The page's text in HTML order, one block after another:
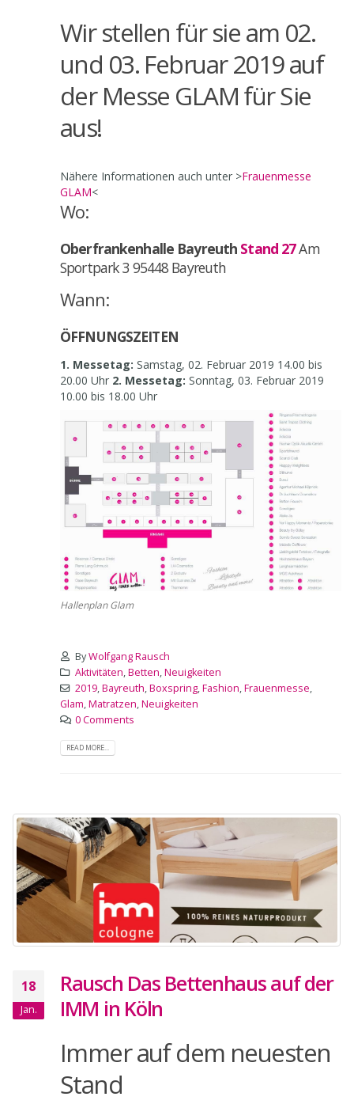
Wir stellen für sie am 02.
und 03. Februar 2019 auf
der Messe GLAM für Sie
aus!
Nähere Informationen auch unter >Frauenmesse
GLAM<
Wo:
Oberfrankenhalle Bayreuth Stand 27Am
Sportpark 3 95448 Bayreuth
Wann:
ÖFFNUNGSZEITEN
1. Messetag: Samstag, 02. Februar 2019 14.00 bis
20.00 Uhr 2. Messetag: Sonntag, 03. Februar 2019
10.00 bis 18.00 Uhr
Hallenplan Glam
ByWolfgang Rausch
Aktivitäten,Betten,Neuigkeiten
2019,Bayreuth,Boxspring,Fashion,Frauenmesse,
Glam,Matratzen,Neuigkeiten
0 Comments
READ MORE...
18
Jan.
Rausch Das Bettenhaus auf der
IMM in Köln
Immer auf dem neuesten
Stand